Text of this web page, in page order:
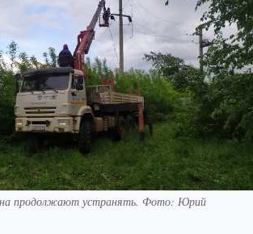
продолжают устранять. Фото: Юрий